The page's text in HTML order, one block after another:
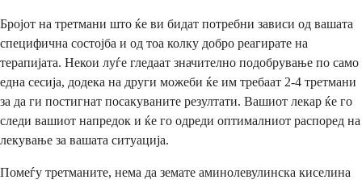
Бројот на третмани што ќе ви бидат потребни зависи од вашата
специфична состојба и од тоа колку добро реагирате на
терапијата. Некои луѓе гледаат значително подобрување по само
една сесија, додека на други можеби ќе им требаат 2-4 третмани
за да ги постигнат посакуваните резултати. Вашиот лекар ќе го
следи вашиот напредок и ќе го одреди оптималниот распоред на
лекување за вашата ситуација.
Помеѓу третманите, нема да земате аминолевулинска киселина